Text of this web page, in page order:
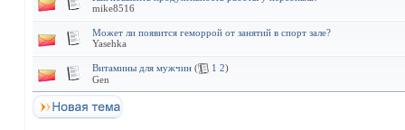
mike8516
Может ли появится геморрой от занятий в спорт зале?
Yasehka
Витамины для мужчин ( 1 2)
Gen